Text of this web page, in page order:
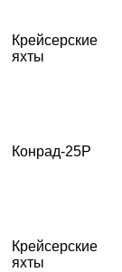
Крейсерские
яхты
Конрад-25Р
Крейсерские
яхты